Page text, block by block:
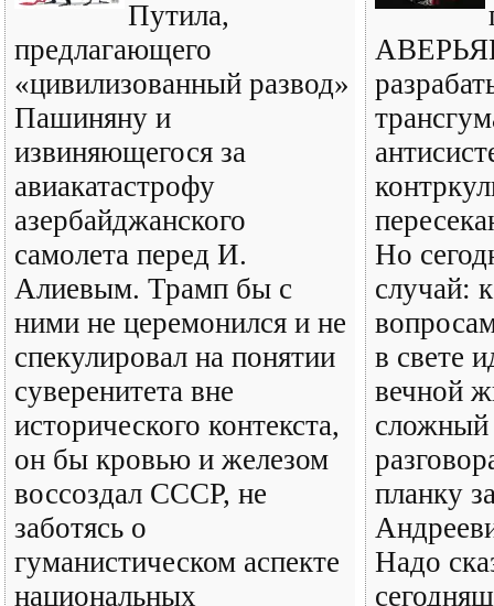
Путила,
предлагающего
«цивилизованный развод»
Пашиняну и
извиняющегося за
авиакатастрофу
азербайджанского
самолета перед И.
Алиевым. Трамп бы с
ними не церемонился и не
спекулировал на понятии
суверенитета вне
исторического контекста,
он бы кровью и железом
воссоздал СССР, не
заботясь о
гуманистическом аспекте
национальных
Но
случай:
в свете
вечной
сложный
планку
Надо